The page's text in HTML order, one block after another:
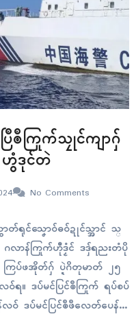
ၜဳကြုက်သၠုၚ်ကျာဂှ်
ဒုၚ်တဲ
No Comments
တ်ရုၚ်သၞောဝ်ဓဝ်ဍုင်သ္အာင် သ္
ဂလာန်ကြုက်ဟီုဒၟံၚ် ဒဒှ်ရညးတံပို
ြပ်ဖအိုတ်ဂှ် ပ္ဍဲဂိတုမာတ် ၂၅
ဝ်ရ။ ဒပ်မၚ်ပြၚ်ၜဳကြုက် ရပ်စပ်
ပ်မၚ်ပြၚ်ၜဳဖဳလေတ်ပေန်တံ